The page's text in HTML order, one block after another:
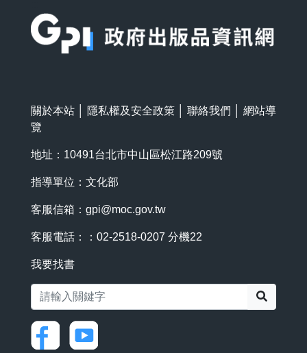
關於本站 隱私權及安全政策 聯絡我們
網站導
覽
地址：10491台北市中山區松江路209號
指導單位：文化部
客服信箱： gpi@moc.gov.tw
客服電話：：02-2518-0207 分機22
我要找書